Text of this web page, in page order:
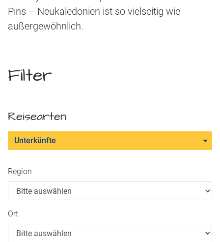
Pins – Neukaledonien ist so vielseitig wie
außergewöhnlich.
Filter
Reisearten
Unterkünfte
Region
Ort